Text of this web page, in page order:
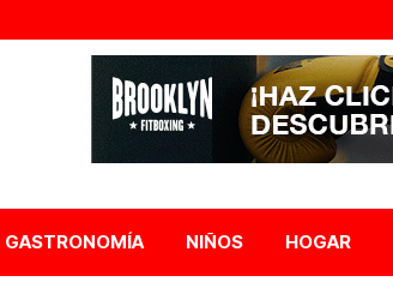
GASTRONOMÍA NIÑOS HOGAR